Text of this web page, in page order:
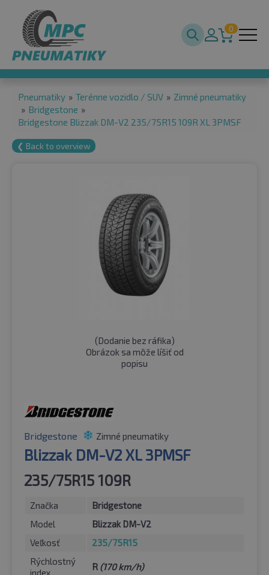
0
Pneumatiky » Terénne vozidlo / SUV » Zimné pneumatiky
» Bridgestone »
Bridgestone Blizzak DM-V2 235/75R15 109R XL 3PMSF
❮ Back to overview
(Dodanie bez ráfika)
Obrázok sa môže líšiť od
popisu
Bridgestone Zimné pneumatiky
Blizzak DM-V2 XL 3PMSF
235/75R15 109R
Značka
Bridgestone
Model
Blizzak DM-V2
Veľkosť
235/75R15
Rýchlostný
index
R (170 km/h)